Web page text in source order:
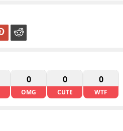
0
OMG
0
CUTE
0
WTF